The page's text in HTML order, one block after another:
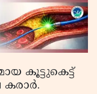
കൂട്ടുകെട്ട്